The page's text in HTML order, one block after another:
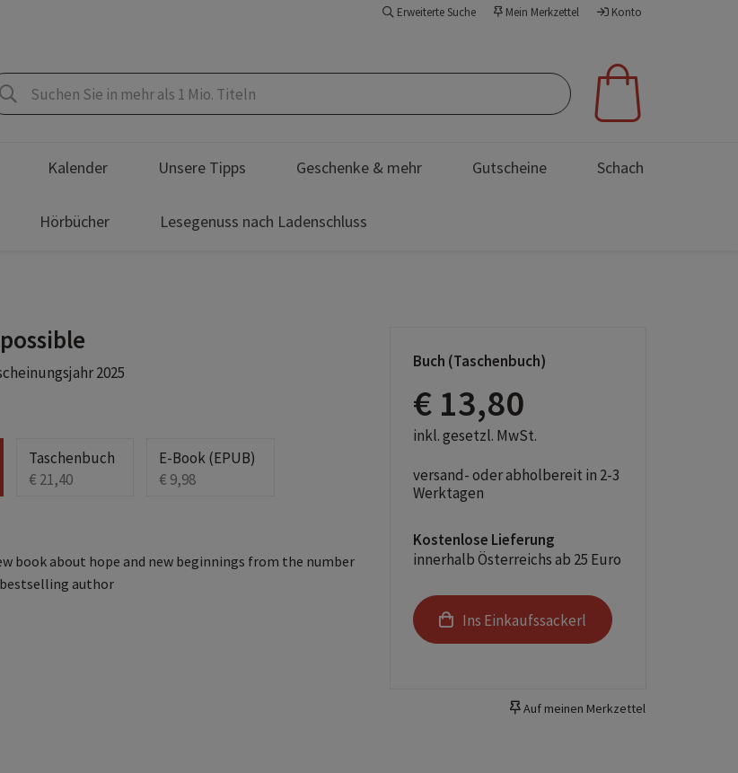
Erweiterte Suche Mein Merkzettel Konto
Kalender Unsere Tipps Geschenke & mehr Gutscheine Schach
Hörbücher Lesegenuss nach Ladenschluss
2025
Taschenbuch
€ 21,40
E-Book (EPUB)
€ 9,98
book about hope and new beginnings from the number
bestselling author
Buch (Taschenbuch)
€ 13,80
inkl. gesetzl. MwSt.
versand- oder abholbereit in 2-3
Werktagen
Kostenlose Lieferung
innerhalb Österreichs ab 25 Euro
Ins Einkaufssackerl
Auf meinen Merkzettel